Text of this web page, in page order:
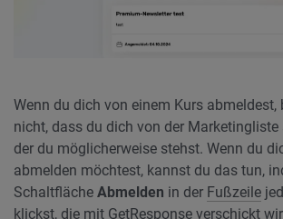
Wenn du dich von einem Kurs abmeldest,
nicht, dass du dich von der
der du möglicherweise stehst. Wenn du
abmelden möchtest, kannst du das tun,
Schaltfläche Abmelden in der Fußzeile
klickst, die mit GetResponse verschickt